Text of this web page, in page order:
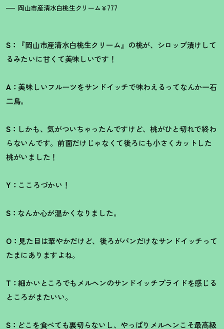
岡山市産清水白桃生クリーム￥777
S：
『岡山市産清水白桃生クリーム』の桃が、シロップ漬けして
るみたいに甘くて美味しいです ！
A： 美味しいフルーツをサンドイッチで味わえるってなんか一石
二鳥。
S： しかも、気がついちゃったんですけど、桃がひと切れで終わ
らないんです。前面だけじゃなくて後ろにも小さくカットした
桃がいました ！
Y： こころづかい ！
S： なんか心が温かくなりました。
O： 見た目は華やかだけど、後ろがパンだけなサンドイッチって
たまにありますよね。
T：細かいところでもメルヘンのサンドイッチプライドを感じる
ところがまたいい。
S： どこを食べても裏切らないし、やっぱりメルヘンこそ最高級